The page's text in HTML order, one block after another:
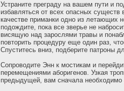
Устраните преграду на вашем пути и
избавляться от всех опасных
качестве приманки одно из летающих
подождите, пока все зверье не
висящую над зарослями травы и
повторить процедуру еще один раз,
Спуститесь вниз, подберите патроны
Сопроводите Энн к мостикам и
перемещениями аборигенов. Узкая
предыдущей, вам сначала